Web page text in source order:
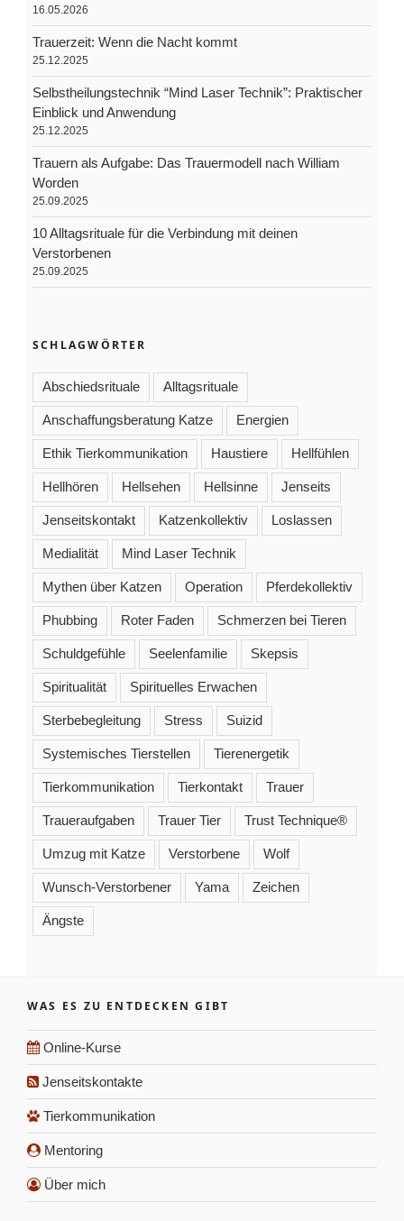
16.05.2026
Trauerzeit: Wenn die Nacht kommt
25.12.2025
Selbstheilungstechnik “Mind Laser Technik”: Praktischer
Einblick und Anwendung
25.12.2025
Trauern als Aufgabe: Das Trauermodell nach William
Worden
25.09.2025
10 Alltagsrituale für die Verbindung mit deinen
Verstorbenen
25.09.2025
SCHLAGWÖRTER
Abschiedsrituale Alltagsrituale
Anschaffungsberatung Katze Energien
Ethik Tierkommunikation Haustiere Hellfühlen
Hellhören Hellsehen Hellsinne Jenseits
Jenseitskontakt Katzenkollektiv Loslassen
Medialität Mind Laser Technik
Mythen über Katzen Operation Pferdekollektiv
Phubbing Roter Faden Schmerzen bei Tieren
Schuldgefühle Seelenfamilie Skepsis
Spiritualität Spirituelles Erwachen
Sterbebegleitung Stress Suizid
Systemisches Tierstellen Tierenergetik
Tierkommunikation Tierkontakt Trauer
Traueraufgaben Trauer Tier Trust Technique®
Umzug mit Katze Verstorbene Wolf
Wunsch-Verstorbener Yama Zeichen
Ängste
WAS ES ZU ENTDECKEN GIBT
Online-Kurse
Jenseitskontakte
Tierkommunikation
Mentoring
Über mich